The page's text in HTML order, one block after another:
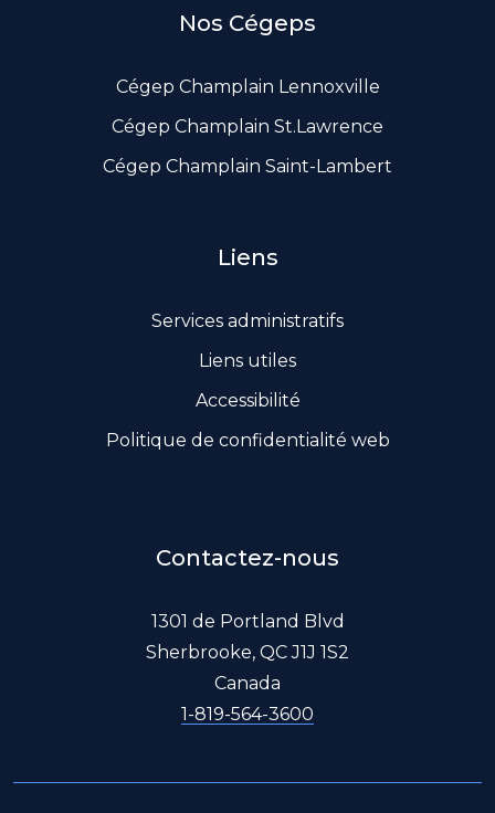
Nos Cégeps
Cégep Champlain Lennoxville
Cégep Champlain St.Lawrence
Cégep Champlain Saint-Lambert
Liens
Services administratifs
Liens utiles
Accessibilité
Politique de confidentialité web
Contactez-nous
1301 de Portland Blvd
Sherbrooke, QC J1J 1S2
Canada
1-819-564-3600